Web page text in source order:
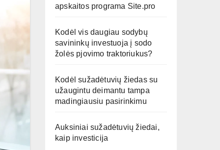
apskaitos programa Site.pro
Kodėl vis daugiau sodybų
savininkų investuoja į sodo
žolės pjovimo traktoriukus?
Kodėl sužadėtuvių žiedas su
užaugintu deimantu tampa
madingiausiu pasirinkimu
Auksiniai sužadėtuvių žiedai,
kaip investicija